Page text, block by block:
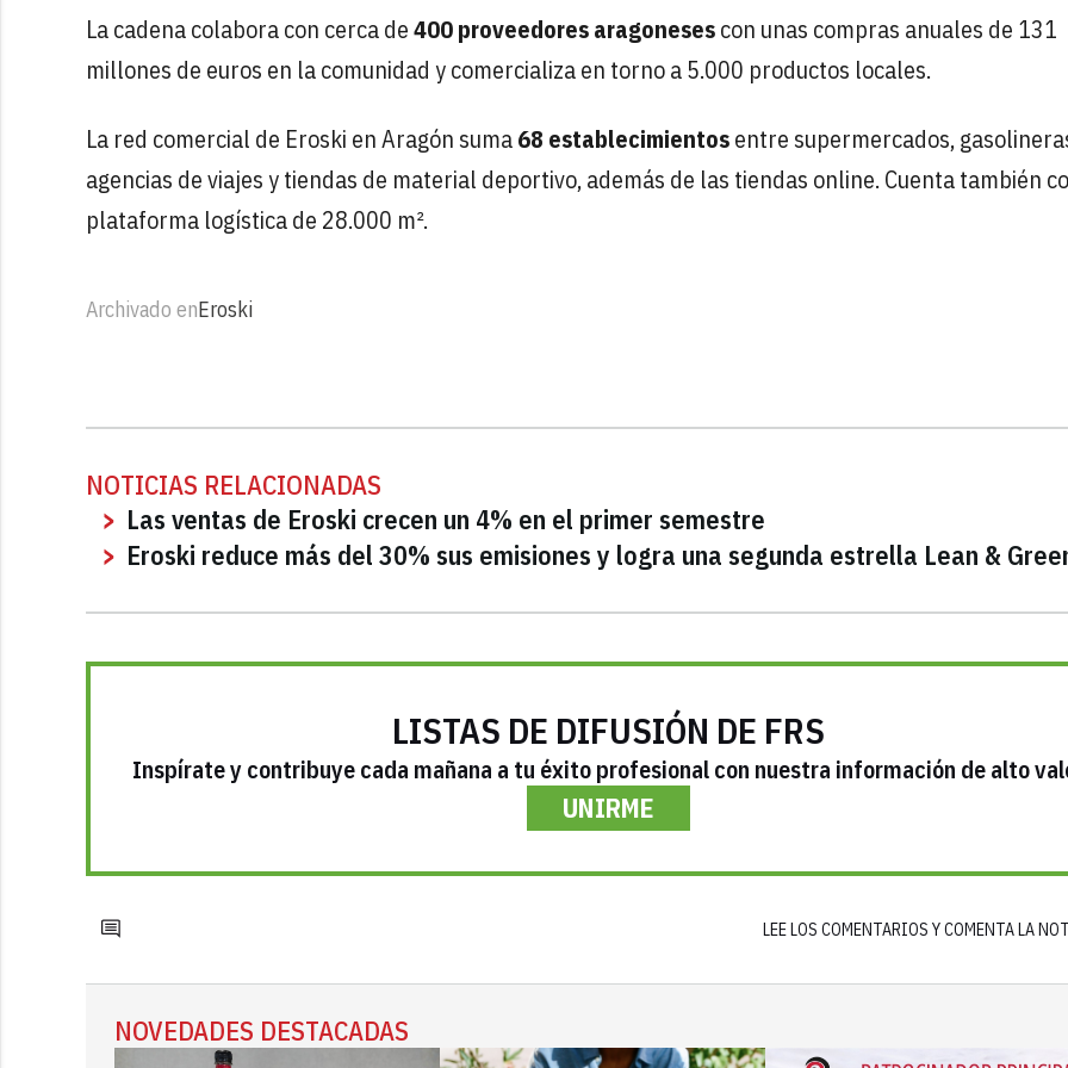
La cadena colabora con cerca de400 proveedores aragonesescon unas compras anuales de 131
millones de euros en la comunidad y comercializa en torno a 5.000 productos locales.
La red comercial de Eroski en Aragón suma68 establecimientosentre supermercados,
agencias de viajes y tiendas de material deportivo, además de las tiendas online. Cuenta también
plataforma logística de 28.000 m².
Archivado enEroski
NOTICIAS RELACIONADAS
Las ventas de Eroski crecen un 4% en el primer semestre
Eroski reduce más del 30% sus emisiones y logra una segunda estrella Lean &
LISTAS DE DIFUSIÓN DE FRS
Inspírate y contribuye cada mañana a tu éxito profesional con nuestra información de alto
UNIRME
LEE LOS COMENTARIOS Y COMENTA LA
NOVEDADES DESTACADAS